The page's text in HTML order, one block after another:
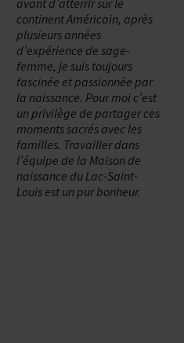
continent Américain, après
plusieurs années
d’expérience de sage-
femme, je suis toujours
fascinée et passionnée par
la naissance. Pour moi c’est
un privilège de partager ces
moments sacrés avec les
familles. Travailler dans
l’équipe de la Maison de
naissance du Lac-Saint-
Louis est un pur bonheur.